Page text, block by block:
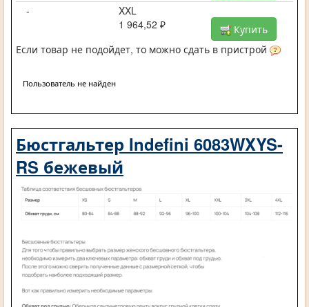
-
XXL
1 964,52 ₽
Купить
Если товар не подойдет, то можно сдать в пристрой
Пользователь не найден
Бюстгальтер Indefini 6083WXYS-
RS бежевый